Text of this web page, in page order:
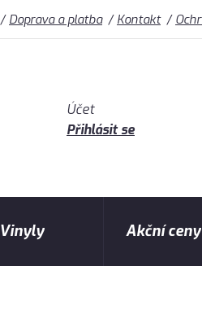
Doprava a platba Kontakt
Účet
Přihlásit se
Vinyly Akční ceny